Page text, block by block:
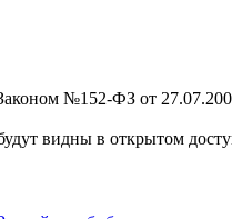
№152-ФЗ от
видны в открытом